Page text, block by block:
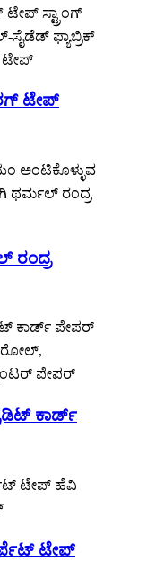
ಟೇಪ್
ರಂದ್ರ
ಕಾರ್ಡ್
ಟೇಪ್